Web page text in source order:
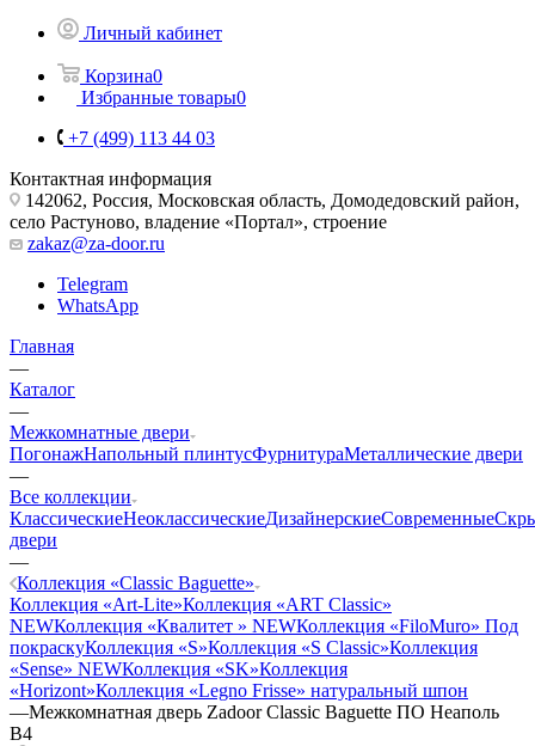
Личный кабинет
Корзина0
Избранные товары0
+7 (499) 113 44 03
Контактная информация
142062, Россия, Московская область, Домодедовский район,
село Растуново, владение «Портал», строение
zakaz@za-door.ru
Telegram
WhatsApp
Главная
—
Каталог
—
Межкомнатные двери
ПогонажНапольный плинтусФурнитураМеталлические двери
—
Все коллекции
КлассическиеНеоклассическиеДизайнерскиеСовременные
двери
—
Коллекция «Classic Baguette»
Коллекция «Art-Lite»Коллекция «ART Classic»
NEWКоллекция «Квалитет » NEWКоллекция «FiloMuro» Под
покраскуКоллекция «S»Коллекция «S Classic»Коллекция
«Sense» NEWКоллекция «SK»Коллекция
«Horizont»Коллекция «Legno Frisse» натуральный шпон
—Межкомнатная дверь Zadoor Classic Baguette ПО Неаполь
В4